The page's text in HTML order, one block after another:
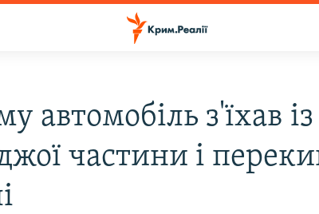
автомобіль з'їхав із
частини і